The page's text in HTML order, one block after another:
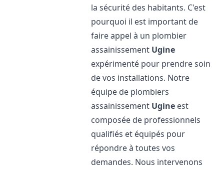
la sécurité des habitants. C'est
pourquoi il est important de
faire appel à un plombier
assainissement Ugine
expérimenté pour prendre soin
de vos installations. Notre
équipe de plombiers
assainissement Ugine est
composée de professionnels
qualifiés et équipés pour
répondre à toutes vos
demandes. Nous intervenons